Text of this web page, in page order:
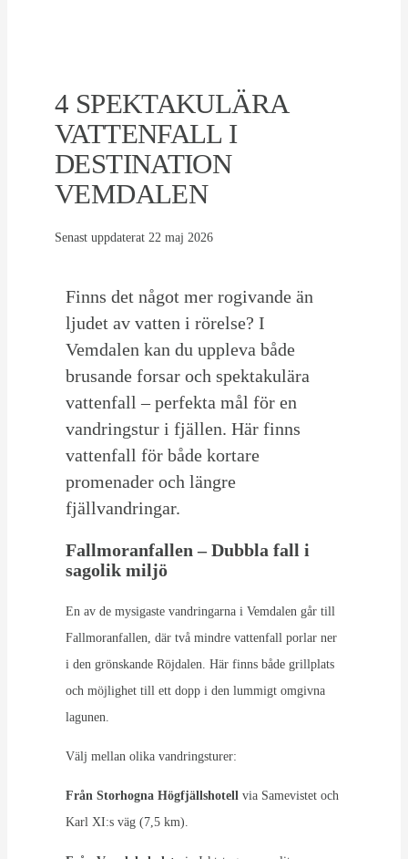
4 SPEKTAKULÄRA
VATTENFALL I
DESTINATION
VEMDALEN
Senast uppdaterat 22 maj 2026
Finns det något mer rogivande än
ljudet av vatten i rörelse? I
Vemdalen kan du uppleva både
brusande forsar och spektakulära
vattenfall – perfekta mål för en
vandringstur i fjällen. Här finns
vattenfall för både kortare
promenader och längre
fjällvandringar.
Fallmoranfallen – Dubbla fall i
sagolik miljö
En av de mysigaste vandringarna i Vemdalen går till
Fallmoranfallen, där två mindre vattenfall porlar ner
i den grönskande Röjdalen. Här finns både grillplats
och möjlighet till ett dopp i den lummigt omgivna
lagunen.
Välj mellan olika vandringsturer:
Från Storhogna Högfjällshotell via Samevistet och
Karl XI:s väg (7,5 km).